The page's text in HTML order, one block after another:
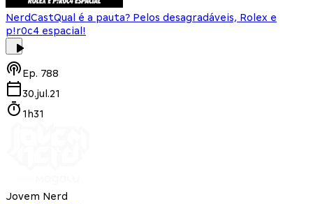
NerdCastQual é a pauta? Pelos desagradáveis, Rolex e
p!r0c4 espacial!
Ep. 788
30.jul.21
1h31
Jovem Nerd